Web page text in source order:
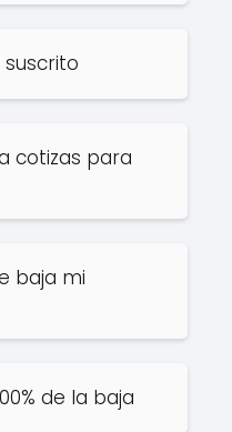
cotizas para
baja mi
de la baja